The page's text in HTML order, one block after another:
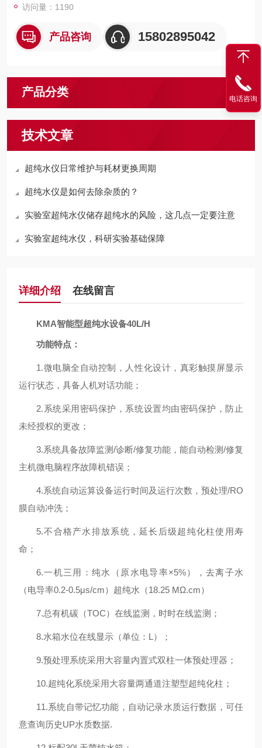
访问量：1190
产品咨询 15802895042
产品分类
技术文章
超纯水仪日常维护与耗材更换周期
超纯水仪是如何去除杂质的？
实验室超纯水仪储存超纯水的风险，这几点一定要注意
实验室超纯水仪，科研实验基础保障
详细介绍 在线留言
KMA智能型超纯水设备40L/H
功能特点：
1.微电脑全自动控制，人性化设计，真彩触摸屏显示
运行状态，具备人机对话功能；
2.系统采用密码保护，系统设置均由密码保护，防止
未经授权的更改；
3.系统具备故障监测/诊断/修复功能，能自动检测/修复
主机微电脑程序故障机错误；
4.系统自动运算设备运行时间及运行次数，预处理/RO
膜自动冲洗；
5.不合格产水排放系统，延长后级超纯化柱使用寿
命；
6.一机三用：纯水（原水电导率×5%），去离子水
（电导率0.2-0.5μs/cm）超纯水（18.25 MΩ.cm）
7.总有机碳（TOC）在线监测，时时在线监测；
8.水箱水位在线显示（单位：L）；
9.预处理系统采用大容量内置式双柱一体预处理器；
10.超纯化系统采用大容量两通道注塑型超纯化柱；
11.系统自带记忆功能，自动记录水质运行数据，可任
意查询历史UP水质数据.
电话咨询